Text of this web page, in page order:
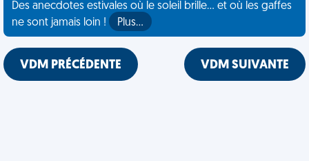
Des anecdotes estivales où le soleil brille... et où les gaffes
ne sont jamais loin !
Plus…
VDM PRÉCÉDENTE VDM SUIVANTE